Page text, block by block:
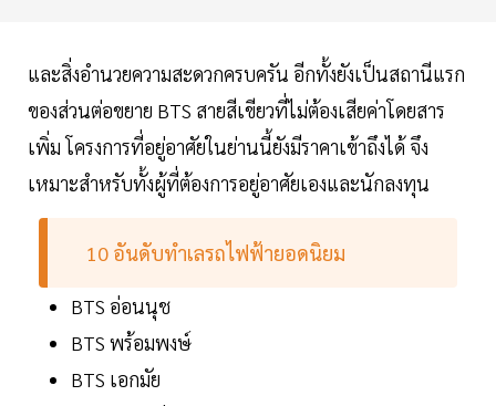
และสิ่งอำนวยความสะดวกครบครัน อีกทั้งยังเป็นสถานีแรก
ของส่วนต่อขยาย BTS สายสีเขียวที่ไม่ต้องเสียค่าโดยสาร
เพิ่ม โครงการที่อยู่อาศัยในย่านนี้ยังมีราคาเข้าถึงได้ จึง
เหมาะสำหรับทั้งผู้ที่ต้องการอยู่อาศัยเองและนักลงทุน
10 อันดับทำเลรถไฟฟ้ายอดนิยม
BTS อ่อนนุช
BTS พร้อมพงษ์
BTS เอกมัย